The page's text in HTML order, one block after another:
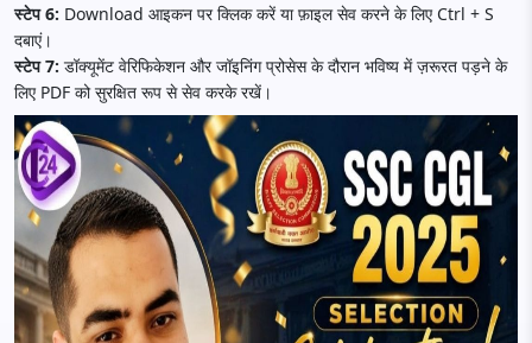
स्टेप 6: Download आइकन पर क्लिक करें या फ़ाइल सेव करने के लिए Ctrl + S
दबाएं।
स्टेप 7: डॉक्यूमेंट वेरिफिकेशन और जॉइनिंग प्रोसेस के दौरान भविष्य में ज़रूरत पड़ने के
लिए PDF को सुरक्षित रूप से सेव करके रखें।